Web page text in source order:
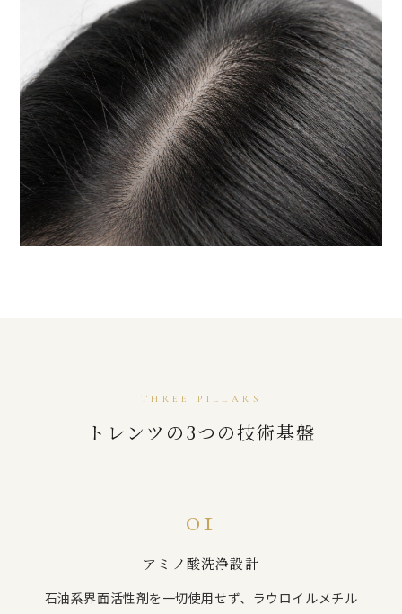
THREE PILLARS
トレンツの3つの技術基盤
01
アミノ酸洗浄設計
石油系界面活性剤を一切使用せず、ラウロイルメチル